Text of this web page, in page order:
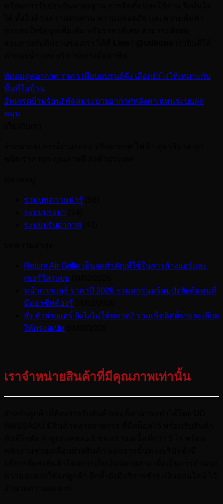
พัดลมดูดอากาศ ราคา เทียบแบรนด์ดัง เลือกยังไงให้เหมาะกับ
พื้นที่ในบ้าน
อัพเกรดบ้านร้อน! พัดลมระบายอากาศหลังคา แทนระบบลูก
หมุน
รวมบทความน่ารู้
ระบบประปา
ระบบปรับอากาศ
Return Air Grille เป็นจุดสำคัญที่ใช้ในการล้างแอร์และ
เซอร์วิสระบบ
หน้ากากแอร์ ราคาปี 2026 รวมทุกรุ่นพร้อมปัจจัยต้นทุนที่
มืออาชีพต้องรู้
สั่ง หัวจ่ายแอร์ ยังไงไม่ให้พลาด? รวมเช็คลิสต์รายละเอียด
ให้ตรงสเปค
เราจำหน่ายสินค้าที่มีคุณภาพเท่านั้น